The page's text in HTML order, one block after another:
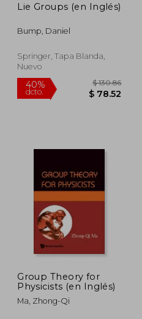
Lie Groups (en Inglés)
Bump, Daniel
Springer, Tapa Blanda,
Nuevo
40%
dcto.
Group Theory for
Physicists (en Inglés)
Ma, Zhong-Qi